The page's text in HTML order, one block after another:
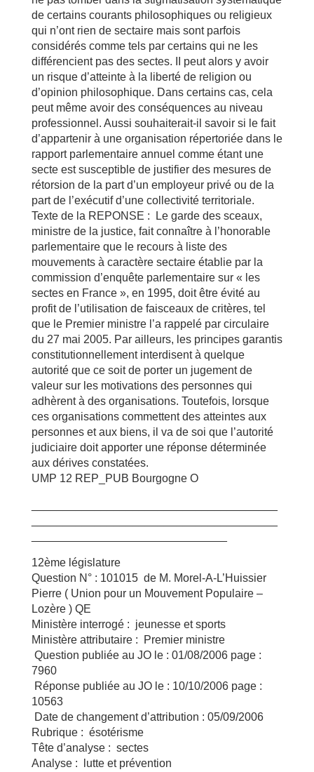
de certains courants philosophiques ou religieux
qui n’ont rien de sectaire mais sont parfois
considérés comme tels par certains qui ne les
différencient pas des sectes. II peut alors y avoir
un risque d’atteinte à la liberté de religion ou
d’opinion philosophique. Dans certains cas, cela
peut même avoir des conséquences au niveau
professionnel. Aussi souhaiterait-il savoir si le fait
d’appartenir à une organisation répertoriée dans le
rapport parlementaire annuel comme étant une
secte est susceptible de justifier des mesures de
rétorsion de la part d’un employeur privé ou de la
part de l’exécutif d’une collectivité territoriale.
Texte de la REPONSE : Le garde des sceaux,
ministre de la justice, fait connaître à l’honorable
parlementaire que le recours à liste des
mouvements à caractère sectaire établie par la
commission d’enquête parlementaire sur « les
sectes en France », en 1995, doit être évité au
profit de l’utilisation de faisceaux de critères, tel
que le Premier ministre l’a rappelé par circulaire
du 27 mai 2005. Par ailleurs, les principes garantis
constitutionnellement interdisent à quelque
autorité que ce soit de porter un jugement de
valeur sur les motivations des personnes qui
adhèrent à des organisations. Toutefois, lorsque
ces organisations commettent des atteintes aux
personnes et aux biens, il va de soi que l’autorité
judiciaire doit apporter une réponse déterminée
aux dérives constatées.
UMP 12 REP_PUB Bourgogne O
12ème législature
Question N° : 101015 de M. Morel-A-L’Huissier
Pierre ( Union pour un Mouvement Populaire –
Lozère ) QE
Ministère interrogé : jeunesse et sports
Ministère attributaire : Premier ministre
Question publiée au JO le : 01/08/2006 page :
7960
Réponse publiée au JO le : 10/10/2006 page :
10563
Date de changement d’attribution : 05/09/2006
Rubrique : ésotérisme
Tête d’analyse : sectes
Analyse : lutte et prévention